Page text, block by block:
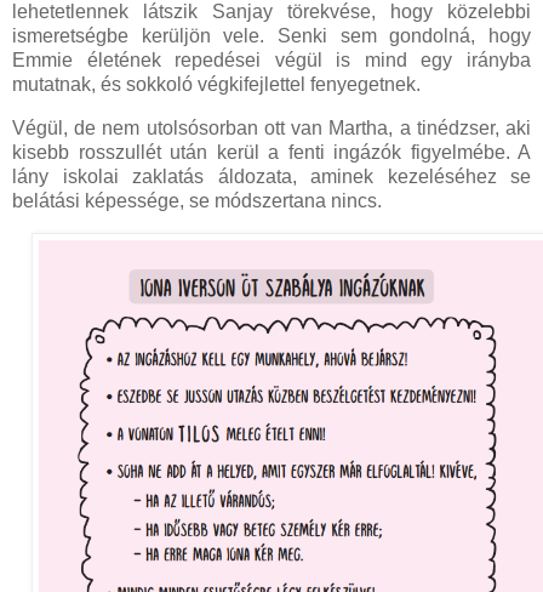
lehetetlennek látszik Sanjay törekvése, hogy közelebbi
ismeretségbe kerüljön vele. Senki sem gondolná, hogy
Emmie életének repedései végül is mind egy irányba
mutatnak, és sokkoló végkifejlettel fenyegetnek.
Végül, de nem utolsósorban ott van Martha, a tinédzser, aki
kisebb rosszullét után kerül a fenti ingázók figyelmébe. A
lány iskolai zaklatás áldozata, aminek kezeléséhez se
belátási képessége, se módszertana nincs.